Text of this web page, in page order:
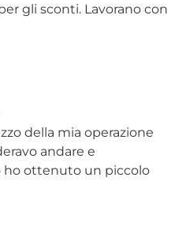
gli sconti. Lavorano con
della mia operazione
andare e
ottenuto un piccolo